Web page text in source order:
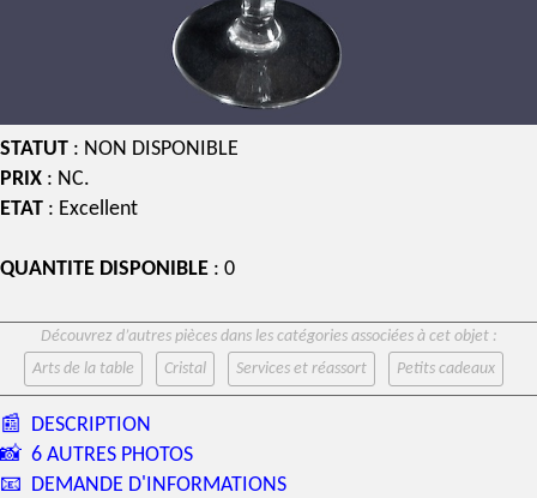
STATUT : NON DISPONIBLE
PRIX : NC.
ETAT : Excellent
QUANTITE DISPONIBLE : 0
Découvrez d’autres pièces dans les catégories associées à cet objet :
Arts de la table
Cristal Services et réassort Petits cadeaux
📰 DESCRIPTION
📸 6 AUTRES PHOTOS
📧 DEMANDE D'INFORMATIONS